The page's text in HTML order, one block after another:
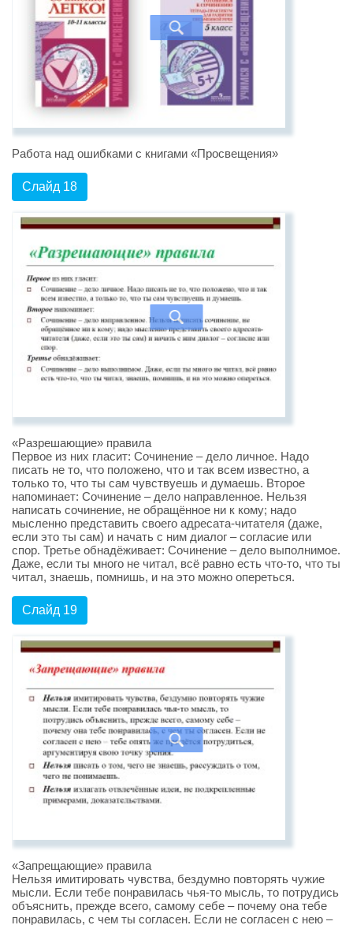
Работа над ошибками с книгами «Просвещения»
Слайд 18
«Разрешающие» правила
Первое из них гласит: Сочинение – дело личное. Надо
писать не то, что положено, что и так всем известно, а
только то, что ты сам чувствуешь и думаешь. Второе
напоминает: Сочинение – дело направленное. Нельзя
написать сочинение, не обращённое ни к кому; надо
мысленно представить своего адресата-читателя (даже,
если это ты сам) и начать с ним диалог – согласие или
спор. Третье обнадёживает: Сочинение – дело выполнимое.
Даже, если ты много не читал, всё равно есть что-то, что ты
читал, знаешь, помнишь, и на это можно опереться.
Слайд 19
«Запрещающие» правила
Нельзя имитировать чувства, бездумно повторять чужие
мысли. Если тебе понравилась чья-то мысль, то потрудись
объяснить, прежде всего, самому себе – почему она тебе
понравилась, с чем ты согласен. Если не согласен с нею –